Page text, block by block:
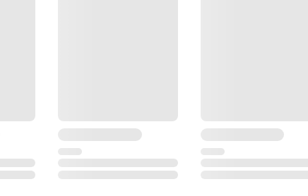
Автозапись точек, Отметки недоступных точек,
Вычисление точек со смещением, Установка
Определение системы координат, Работа с